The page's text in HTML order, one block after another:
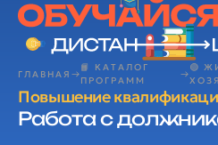
ГЛАВНАЯ
📙 КАТАЛОГ
ПРОГРАММ
🟢
Повышение
Работа с